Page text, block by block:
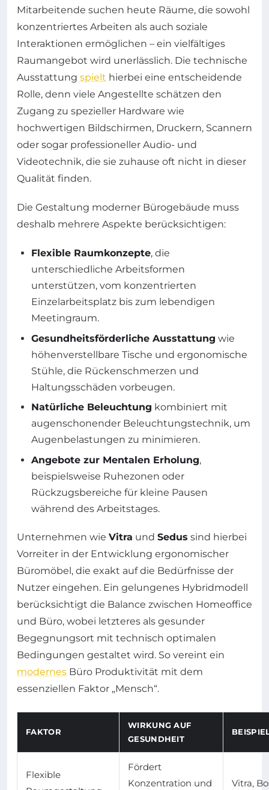
Mitarbeitende suchen heute Räume, die sowohl
konzentriertes Arbeiten als auch soziale
Interaktionen ermöglichen – ein vielfältiges
Raumangebot wird unerlässlich. Die technische
Ausstattung spielt hierbei eine entscheidende
Rolle, denn viele Angestellte schätzen den
Zugang zu spezieller Hardware wie
hochwertigen Bildschirmen, Druckern, Scannern
oder sogar professioneller Audio- und
Videotechnik, die sie zuhause oft nicht in dieser
Qualität finden.
Die Gestaltung moderner Bürogebäude muss
deshalb mehrere Aspekte berücksichtigen:
Flexible Raumkonzepte, die
unterschiedliche Arbeitsformen
unterstützen, vom konzentrierten
Einzelarbeitsplatz bis zum lebendigen
Meetingraum.
Gesundheitsförderliche Ausstattung wie
höhenverstellbare Tische und ergonomische
Stühle, die Rückenschmerzen und
Haltungsschäden vorbeugen.
Natürliche Beleuchtung kombiniert mit
augenschonender Beleuchtungstechnik, um
Augenbelastungen zu minimieren.
Angebote zur Mentalen Erholung,
beispielsweise Ruhezonen oder
Rückzugsbereiche für kleine Pausen
während des Arbeitstages.
Unternehmen wie Vitra und Sedus sind hierbei
Vorreiter in der Entwicklung ergonomischer
Büromöbel, die exakt auf die Bedürfnisse der
Nutzer eingehen. Ein gelungenes Hybridmodell
berücksichtigt die Balance zwischen Homeoffice
und Büro, wobei letzteres als gesunder
Begegnungsort mit technisch optimalen
Bedingungen gestaltet wird. So vereint ein
modernes Büro Produktivität mit dem
essenziellen Faktor „Mensch“.
FAKTOR
WIRKUNG AUF
GESUNDHEIT
Flexible
Fördert
Konzentration und
Vitra,